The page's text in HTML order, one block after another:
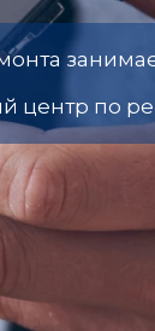
центр по